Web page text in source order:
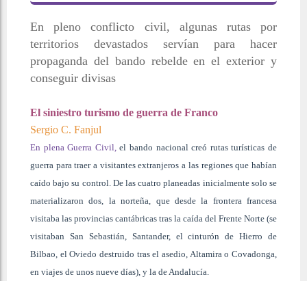
En pleno conflicto civil, algunas rutas por
territorios devastados servían para hacer
propaganda del bando rebelde en el exterior y
conseguir divisas
El siniestro turismo de guerra de Franco
Sergio C. Fanjul
En plena Guerra Civil, el bando nacional creó rutas turísticas de
guerra para traer a visitantes extranjeros a las regiones que habían
caído bajo su control. De las cuatro planeadas inicialmente solo se
materializaron dos, la norteña, que desde la frontera francesa
visitaba las provincias cantábricas tras la caída del Frente Norte (se
visitaban San Sebastián, Santander, el cinturón de Hierro de
Bilbao, el Oviedo destruido tras el asedio, Altamira o Covadonga,
en viajes de unos nueve días), y la de Andalucía.